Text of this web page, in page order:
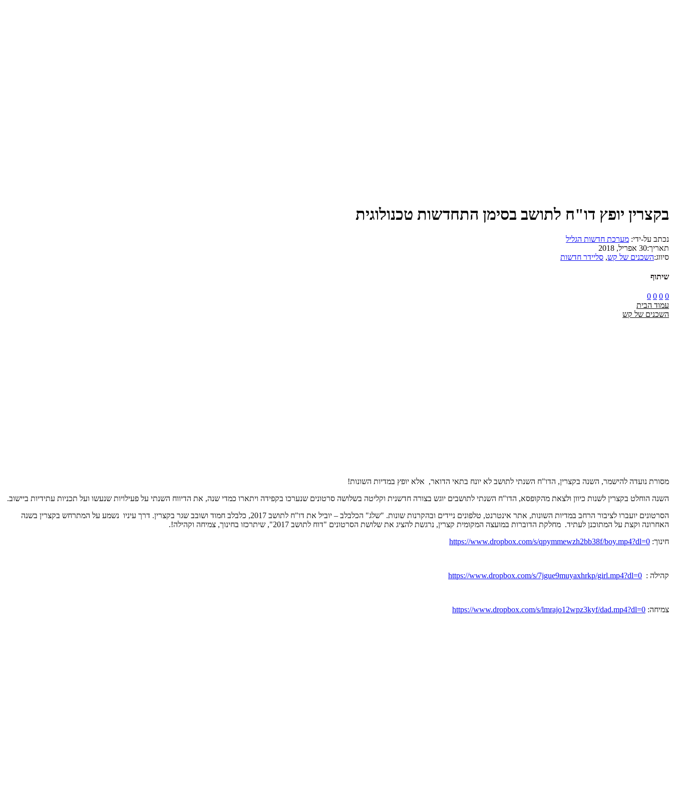
בקצרין יופץ דו"ח לתושב בסימן התחדשות טכנולוגית
נכתב על-ידי: מערכת חדשות הגליל
תאריך:30 אפריל, 2018
סיווג:השכנים של קש, סליידר חדשות
שיתוף
0
0
0
0
עמוד הבית
השכנים של קש
מסורת נועדה להישמר, השנה בקצרין, הדו"ח השנתי לתושב לא יונח בתאי הדואר, אלא יופץ במדיות השונות!
השנה הוחלט בקצרין לשנות כיוון ולצאת מהקופסא, הדו"ח השנתי לתושבים יוגש בצורה חדשנית וקליטה בשלושה סרטונים שנערכו בקפידה ויתארו כמדי שנה, את הדיווח השנתי על פעילויות שנעשו ועל תכניות עתידיות ביישוב.
הסרטונים יועברו לציבור הרחב במדיות השונות, אתר אינטרנט, טלפונים ניידים ובהקרנות שונות. "שלג" הכלבלב – יוביל את דו"ח לתושב 2017, כלבלב חמוד ושובב שגר בקצרין. דרך עיניו נשמע על המתרחש בקצרין בשנה
האחרונה וקצת על המתוכנן לעתיד. מחלקת הדוברות במועצה המקומית קצרין, נרגשת להציג את שלושת הסרטונים "דוח לתושב 2017", שיתרכזו בחינוך, צמיחה וקהילה!.
חינוך: https://www.dropbox.com/s/qpymmewzh2bb38f/boy.mp4?dl=0
קהילה : https://www.dropbox.com/s/7jgue9muyaxhrkp/girl.mp4?dl=0
צמיחה: https://www.dropbox.com/s/lmrajo12wpz3kyf/dad.mp4?dl=0